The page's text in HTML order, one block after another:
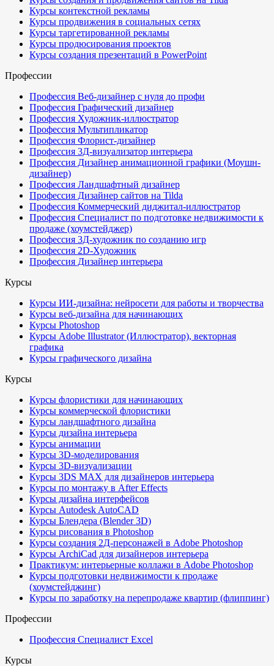
Курсы контекстной рекламы
Курсы продвижения в социальных сетях
Курсы таргетированной рекламы
Курсы продюсирования проектов
Курсы создания презентаций в PowerPoint
Профессии
Профессия Веб-дизайнер с нуля до профи
Профессия Графический дизайнер
Профессия Художник-иллюстратор
Профессия Мультипликатор
Профессия Флорист-дизайнер
Профессия 3Д-визуализатор интерьера
Профессия Дизайнер анимационной графики (Моушн-
дизайнер)
Профессия Ландшафтный дизайнер
Профессия Дизайнер сайтов на Tilda
Профессия Коммерческий диджитал-иллюстратор
Профессия Специалист по подготовке недвижимости к
продаже (хоумстейджер)
Профессия 3Д-художник по созданию игр
Профессия 2D-Художник
Профессия Дизайнер интерьера
Курсы
Курсы ИИ-дизайна: нейросети для работы и творчества
Курсы веб-дизайна для начинающих
Курсы Photoshop
Курсы Adobe Illustrator (Иллюстратор), векторная
графика
Курсы графического дизайна
Курсы
Курсы флористики для начинающих
Курсы коммерческой флористики
Курсы ландшафтного дизайна
Курсы дизайна интерьера
Курсы анимации
Курсы 3D-моделирования
Курсы 3D-визуализации
Курсы 3DS MAX для дизайнеров интерьера
Курсы по монтажу в After Effects
Курсы дизайна интерфейсов
Курсы Autodesk AutoCAD
Курсы Блендера (Blender 3D)
Курсы рисования в Photoshop
Курсы создания 2Д-персонажей в Adobe Photoshop
Курсы ArchiCad для дизайнеров интерьера
Практикум: интерьерные коллажи в Adobe Photoshop
Курсы подготовки недвижимости к продаже
(хоумстейджинг)
Курсы по заработку на перепродаже квартир (флиппинг)
Профессии
Профессия Специалист Excel
Курсы